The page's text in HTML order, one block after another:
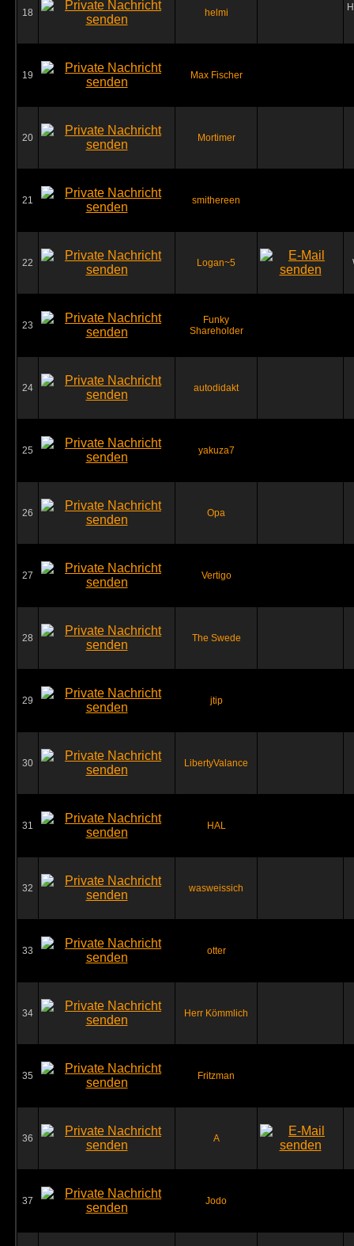
18 helmi
19 Max Fischer
20 Mortimer
21 smithereen
22 Logan~5
23
Funky
Shareholder
24 autodidakt
25 yakuza7
26 Opa
27 Vertigo
28 The Swede
29 jtip
30 LibertyValance
31 HAL
32 wasweissich
33 otter
34 Herr Kömmlich
35 Fritzman
36 A
37 Jodo